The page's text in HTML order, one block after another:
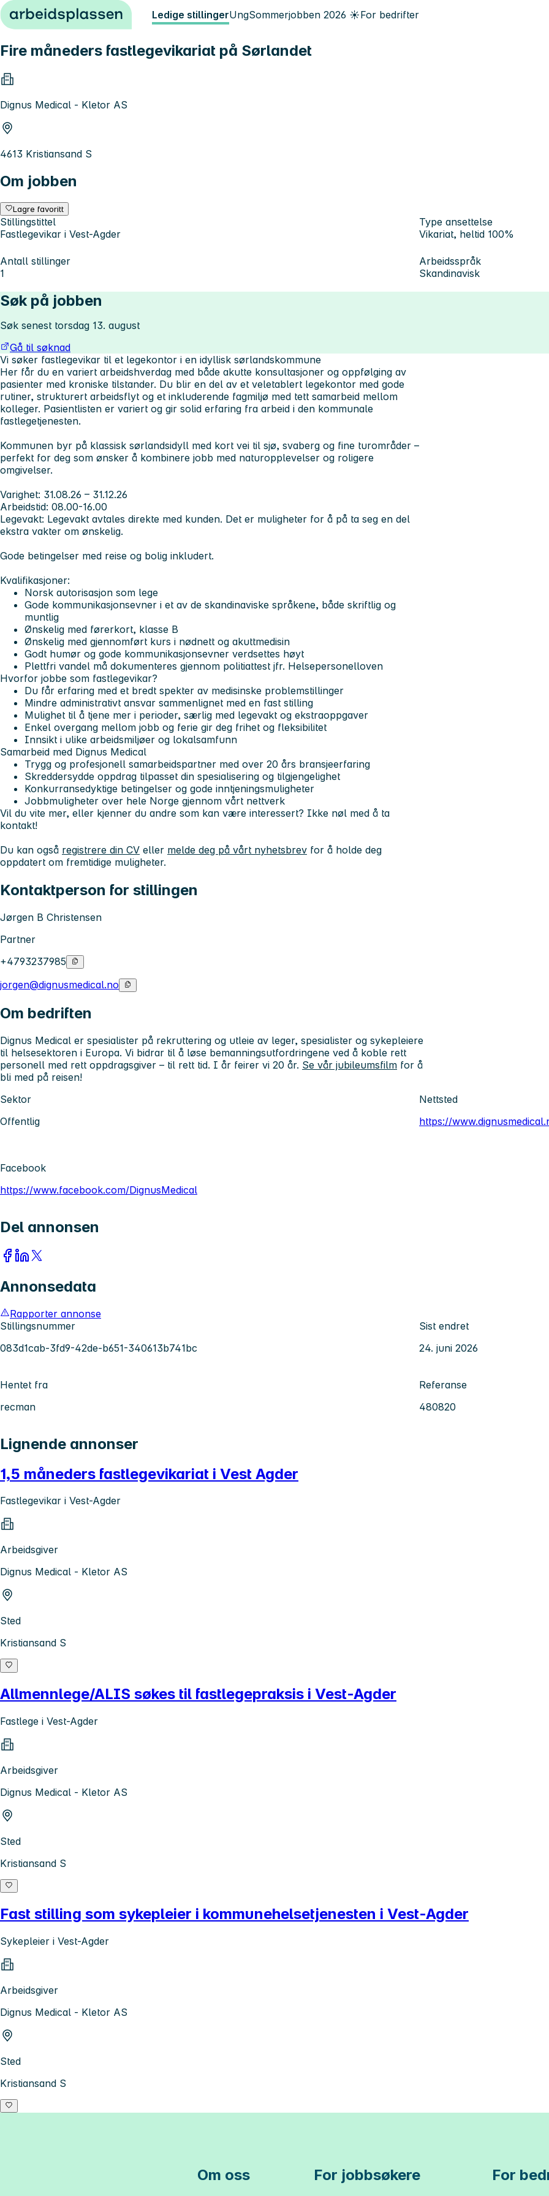
Hopp til innhold Ledige stillingerUngSommerjobben 2026 ☀️For bedrifter
Fire måneders fastlegevikariat på Sørlandet
Dignus Medical - Kletor AS
4613 Kristiansand S
Om jobben
Lagre favoritt
Stillingstittel
Fastlegevikar i Vest-Agder
Type ansettelse
Vikariat, heltid 100%
Antall stillinger
1
Arbeidsspråk
Skandinavisk
Søk på jobben
Søk senest torsdag 13. august
Gå til søknad
Vi søker fastlegevikar til et legekontor i en idyllisk sørlandskommune
Her får du en variert arbeidshverdag med både akutte konsultasjoner og oppfølging av
pasienter med kroniske tilstander. Du blir en del av et veletablert legekontor med gode
rutiner, strukturert arbeidsflyt og et inkluderende fagmiljø med tett samarbeid mellom
kolleger. Pasientlisten er variert og gir solid erfaring fra arbeid i den kommunale
fastlegetjenesten.
Kommunen byr på klassisk sørlandsidyll med kort vei til sjø, svaberg og fine turområder –
perfekt for deg som ønsker å kombinere jobb med naturopplevelser og roligere
omgivelser.
Varighet: 31.08.26 – 31.12.26
Arbeidstid: 08.00-16.00
Legevakt: Legevakt avtales direkte med kunden. Det er muligheter for å på ta seg en del
ekstra vakter om ønskelig.
Gode betingelser med reise og bolig inkludert.
Kvalifikasjoner:
Norsk autorisasjon som lege
Gode kommunikasjonsevner i et av de skandinaviske språkene, både skriftlig og
muntlig
Ønskelig med førerkort, klasse B
Ønskelig med gjennomført kurs i nødnett og akuttmedisin
Godt humør og gode kommunikasjonsevner verdsettes høyt
Plettfri vandel må dokumenteres gjennom politiattest jfr. Helsepersonelloven
Hvorfor jobbe som fastlegevikar?
Du får erfaring med et bredt spekter av medisinske problemstillinger
Mindre administrativt ansvar sammenlignet med en fast stilling
Mulighet til å tjene mer i perioder, særlig med legevakt og ekstraoppgaver
Enkel overgang mellom jobb og ferie gir deg frihet og fleksibilitet
Innsikt i ulike arbeidsmiljøer og lokalsamfunn
Samarbeid med Dignus Medical
Trygg og profesjonell samarbeidspartner med over 20 års bransjeerfaring
Skreddersydde oppdrag tilpasset din spesialisering og tilgjengelighet
Konkurransedyktige betingelser og gode inntjeningsmuligheter
Jobbmuligheter over hele Norge gjennom vårt nettverk
Vil du vite mer, eller kjenner du andre som kan være interessert? Ikke nøl med å ta
kontakt!
Du kan også registrere din CV eller melde deg på vårt nyhetsbrev for å holde deg
oppdatert om fremtidige muligheter.
Kontaktperson for stillingen
Jørgen B Christensen
Partner
+4793237985
jorgen@dignusmedical.no
Om bedriften
Dignus Medical er spesialister på rekruttering og utleie av leger, spesialister og sykepleiere
til helsesektoren i Europa. Vi bidrar til å løse bemanningsutfordringene ved å koble rett
personell med rett oppdragsgiver – til rett tid. I år feirer vi 20 år. Se vår jubileumsfilm for å
bli med på reisen!
Sektor
Offentlig
Nettsted
https://
Facebook
https://www.facebook.com/DignusMedical
Del annonsen
Annonsedata
Rapporter annonse
Stillingsnummer
083d1cab-3fd9-42de-b651-340613b741bc
Sist endret
24. juni 2026
Hentet fra
recman
Referanse
480820
Lignende annonser
1,5 måneders fastlegevikariat i Vest Agder
Fastlegevikar i Vest-Agder
Arbeidsgiver
Dignus Medical - Kletor AS
Sted
Kristiansand S
Allmennlege/ALIS søkes til fastlegepraksis i Vest-Agder
Fastlege i Vest-Agder
Arbeidsgiver
Dignus Medical - Kletor AS
Sted
Kristiansand S
Fast stilling som sykepleier i kommunehelsetjenesten i Vest-Agder
Sykepleier i Vest-Agder
Arbeidsgiver
Dignus Medical - Kletor AS
Sted
Kristiansand S
Om oss For jobbsøkere For